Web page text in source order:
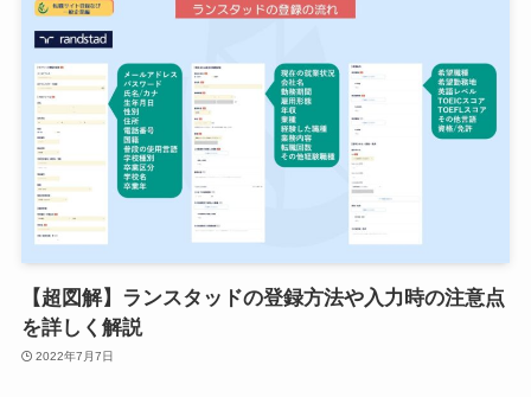
【超図解】ランスタッドの登録方法や入力時の注意点
を詳しく解説
2022年7月7日